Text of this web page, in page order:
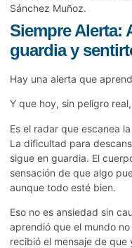
Sánchez Muñoz.
Siempre Alerta:
guardia y
Hay una alerta que
Y que hoy, sin peligro
Es el radar que escanea
La dificultad para
sigue en guardia. El
sensación de que algo
aunque todo esté bien.
Eso no es ansiedad sin
aprendió que el mundo
recibió el mensaje de